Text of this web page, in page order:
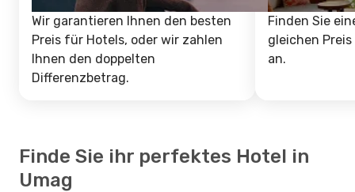
Wir garantieren Ihnen den besten
Preis für Hotels, oder wir zahlen
Ihnen den doppelten
Differenzbetrag.
Finden Sie
gleichen
an.
Finde Sie ihr perfektes Hotel in
Umag